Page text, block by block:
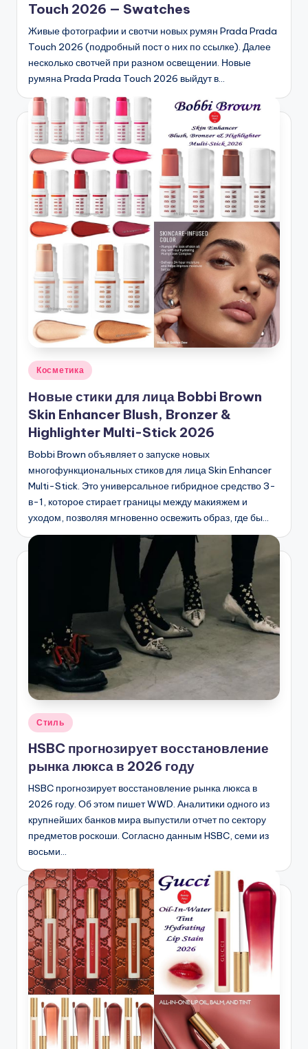
Touch 2026 — Swatches
Живые фотографии и свотчи новых румян Prada Prada
Touch 2026 (подробный пост о них по ссылке). Далее
несколько свотчей при разном освещении. Новые
румяна Prada Prada Touch 2026 выйдут в…
Опубликовано
Косметика
Новые стики для лица Bobbi Brown
Skin Enhancer Blush, Bronzer &
Highlighter Multi-Stick 2026
Bobbi Brown объявляет о запуске новых
многофункциональных стиков для лица Skin Enhancer
Multi-Stick. Это универсальное гибридное средство 3-
в-1, которое стирает границы между макияжем и
уходом, позволяя мгновенно освежить образ, где бы…
Опубликовано
Стиль
HSBC прогнозирует восстановление
рынка люкса в 2026 году
HSBC прогнозирует восстановление рынка люкса в
2026 году. Об этом пишет WWD. Аналитики одного из
крупнейших банков мира выпустили отчет по сектору
предметов роскоши. Согласно данным HSBC, семи из
восьми…